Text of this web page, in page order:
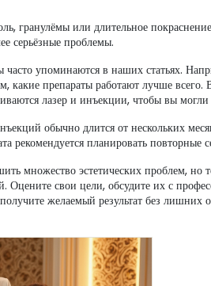
гранулёмы или длительное
серьёзные проблемы.
упоминаются в наших статьях.
какие препараты работают лучше
лазер и инъекции, чтобы вы
обычно длится от нескольких
рекомендуется планировать повторные
множество эстетических проблем, но
Оцените свои цели, обсудите их с
желаемый результат без лишних